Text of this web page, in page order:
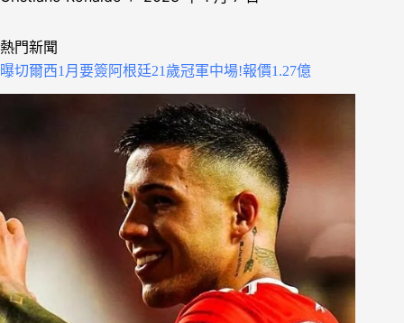
熱門新聞
曝切爾西1月要簽阿根廷21歲冠軍中場!報價1.27億